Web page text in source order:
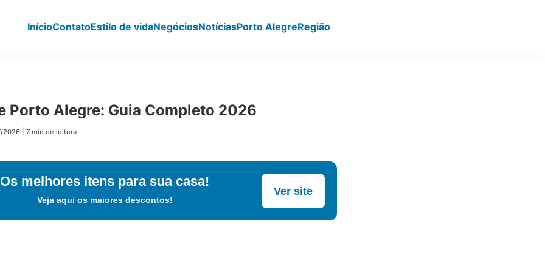
InícioContatoEstilo de vidaNegóciosNotíciasPorto AlegreRegião
Porto Alegre: Guia Completo 2026
2026 7 min de leitura
Os melhores itens para sua casa!
Veja aqui os maiores descontos!
Ver site